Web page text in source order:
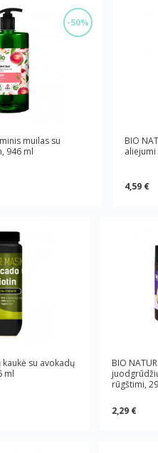
-50%
muilas su
946 ml
BIO
aliejumi
4,59 €
kaukė su avokadų
ml
BIO
rūgštimi,
2,29 €